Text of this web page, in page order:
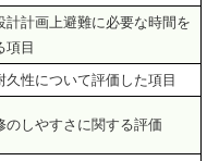
計計画上避難に必要な時間を
項目
性について評価した項目
のしやすさに関する評価